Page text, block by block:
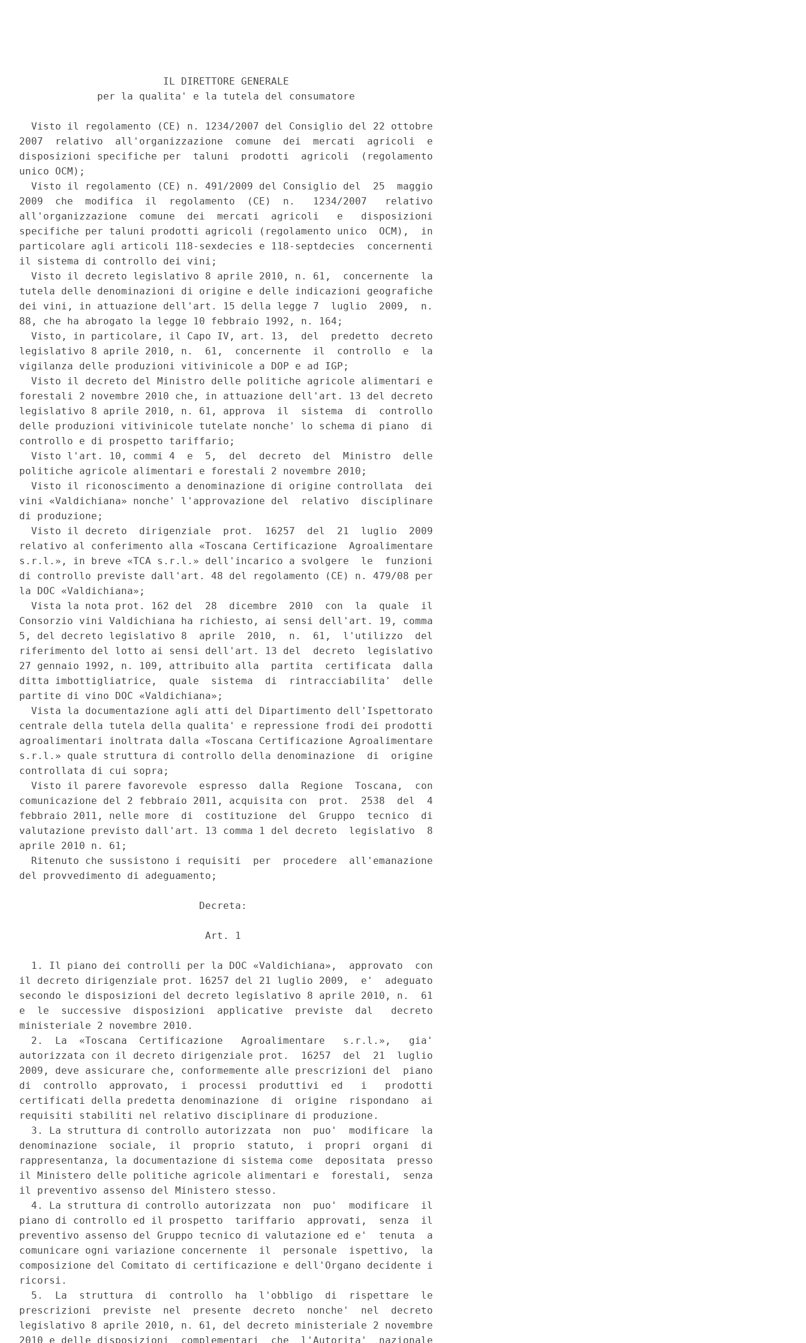
                        IL DIRETTORE GENERALE
             per la qualita' e la tutela del consumatore
  Visto il regolamento (CE) n. 1234/2007 del Consiglio del 22 ottobre
2007  relativo  all'organizzazione  comune  dei  mercati  agricoli  e
disposizioni specifiche per  taluni  prodotti  agricoli  (regolamento
unico OCM);
  Visto il regolamento (CE) n. 491/2009 del Consiglio del  25  maggio
2009  che  modifica  il  regolamento  (CE)  n.   1234/2007   relativo
all'organizzazione  comune  dei  mercati  agricoli   e   disposizioni
specifiche per taluni prodotti agricoli (regolamento unico  OCM),  in
particolare agli articoli 118-sexdecies e 118-septdecies  concernenti
il sistema di controllo dei vini;
  Visto il decreto legislativo 8 aprile 2010, n. 61,  concernente  la
tutela delle denominazioni di origine e delle indicazioni geografiche
dei vini, in attuazione dell'art. 15 della legge 7  luglio  2009,  n.
88, che ha abrogato la legge 10 febbraio 1992, n. 164;
  Visto, in particolare, il Capo IV, art. 13,  del  predetto  decreto
legislativo 8 aprile 2010, n.  61,  concernente  il  controllo  e  la
vigilanza delle produzioni vitivinicole a DOP e ad IGP;
  Visto il decreto del Ministro delle politiche agricole alimentari e
forestali 2 novembre 2010 che, in attuazione dell'art. 13 del decreto
legislativo 8 aprile 2010, n. 61, approva  il  sistema  di  controllo
delle produzioni vitivinicole tutelate nonche' lo schema di piano  di
controllo e di prospetto tariffario;
  Visto l'art. 10, commi 4  e  5,  del  decreto  del  Ministro  delle
politiche agricole alimentari e forestali 2 novembre 2010;
  Visto il riconoscimento a denominazione di origine controllata  dei
vini «Valdichiana» nonche' l'approvazione del  relativo  disciplinare
di produzione;
  Visto il decreto  dirigenziale  prot.  16257  del  21  luglio  2009
relativo al conferimento alla «Toscana Certificazione  Agroalimentare
s.r.l.», in breve «TCA s.r.l.» dell'incarico a svolgere  le  funzioni
di controllo previste dall'art. 48 del regolamento (CE) n. 479/08 per
la DOC «Valdichiana»;
  Vista la nota prot. 162 del  28  dicembre  2010  con  la  quale  il
Consorzio vini Valdichiana ha richiesto, ai sensi dell'art. 19, comma
5, del decreto legislativo 8  aprile  2010,  n.  61,  l'utilizzo  del
riferimento del lotto ai sensi dell'art. 13 del  decreto  legislativo
27 gennaio 1992, n. 109, attribuito alla  partita  certificata  dalla
ditta imbottigliatrice,  quale  sistema  di  rintracciabilita'  delle
partite di vino DOC «Valdichiana»;
  Vista la documentazione agli atti del Dipartimento dell'Ispettorato
centrale della tutela della qualita' e repressione frodi dei prodotti
agroalimentari inoltrata dalla «Toscana Certificazione Agroalimentare
s.r.l.» quale struttura di controllo della denominazione  di  origine
controllata di cui sopra;
  Visto il parere favorevole  espresso  dalla  Regione  Toscana,  con
comunicazione del 2 febbraio 2011, acquisita con  prot.  2538  del  4
febbraio 2011, nelle more  di  costituzione  del  Gruppo  tecnico  di
valutazione previsto dall'art. 13 comma 1 del decreto  legislativo  8
aprile 2010 n. 61;
  Ritenuto che sussistono i requisiti  per  procedere  all'emanazione
del provvedimento di adeguamento;
                              Decreta:
                               Art. 1
  1. Il piano dei controlli per la DOC «Valdichiana»,  approvato  con
il decreto dirigenziale prot. 16257 del 21 luglio 2009,  e'  adeguato
secondo le disposizioni del decreto legislativo 8 aprile 2010, n.  61
e  le  successive  disposizioni  applicative  previste  dal   decreto
ministeriale 2 novembre 2010.
  2.  La  «Toscana  Certificazione   Agroalimentare   s.r.l.»,   gia'
autorizzata con il decreto dirigenziale prot.  16257  del  21  luglio
2009, deve assicurare che, conformemente alle prescrizioni del  piano
di  controllo  approvato,  i  processi  produttivi  ed   i   prodotti
certificati della predetta denominazione  di  origine  rispondano  ai
requisiti stabiliti nel relativo disciplinare di produzione.
  3. La struttura di controllo autorizzata  non  puo'  modificare  la
denominazione  sociale,  il  proprio  statuto,  i  propri  organi  di
rappresentanza, la documentazione di sistema come  depositata  presso
il Ministero delle politiche agricole alimentari e  forestali,  senza
il preventivo assenso del Ministero stesso.
  4. La struttura di controllo autorizzata  non  puo'  modificare  il
piano di controllo ed il prospetto  tariffario  approvati,  senza  il
preventivo assenso del Gruppo tecnico di valutazione ed e'  tenuta  a
comunicare ogni variazione concernente  il  personale  ispettivo,  la
composizione del Comitato di certificazione e dell'Organo decidente i
ricorsi.
  5.  La  struttura  di  controllo  ha  l'obbligo  di  rispettare  le
prescrizioni  previste  nel  presente  decreto  nonche'  nel  decreto
legislativo 8 aprile 2010, n. 61, del decreto ministeriale 2 novembre
2010 e delle disposizioni  complementari  che  l'Autorita'  nazionale